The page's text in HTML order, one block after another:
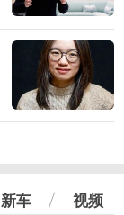
新车 视频